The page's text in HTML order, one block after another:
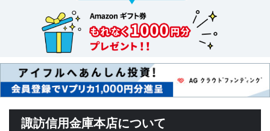
諏訪信用金庫本店について